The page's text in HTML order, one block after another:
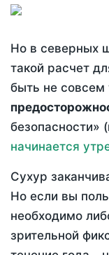
Но в северных
такой расчет
быть не совсем
безопасности»
начинается
Сухур
Но если вы
необходимо
зрительной